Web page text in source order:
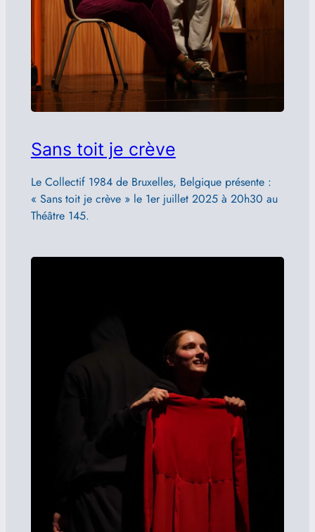
Sans toit je crève
Le Collectif 1984 de Bruxelles, Belgique présente :
« Sans toit je crève » le 1er juillet 2025 à 20h30 au
Théâtre 145.